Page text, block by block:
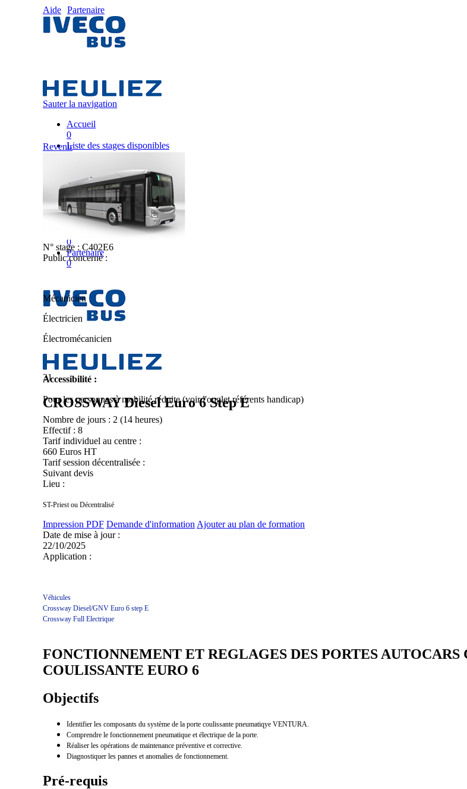
Aide Partenaire
Sauter la navigation
Accueil
0
Liste des stages disponibles
0
Nos équipes pédagogiques
0
IVECO FRANCE
0
Mon plan de formation
0
Partenaire
0
31
CROSSWAY Diesel Euro 6 Step E
Revenir
N° stage : C402E6
Public concerné :
Mécanicien
Électricien
Électromécanicien
Accessibilité :
Pour les personnes à mobilité réduite (voir l'onglet référents handicap)
Nombre de jours : 2 (14 heures)
Effectif : 8
Tarif individuel au centre :
660 Euros HT
Tarif session décentralisée :
Suivant devis
Lieu :
ST-Priest ou Décentralisé
Impression PDF Demande d'information Ajouter au plan de formation
Date de mise à jour :
22/10/2025
Application :
Véhicules
Crossway Diesel/GNV Euro 6 step E
Crossway Full Electrique
FONCTIONNEMENT ET REGLAGES DES PORTES AUTOCARS
COULISSANTE EURO 6
Objectifs
Identifier les composants du système de la porte coulissante pneumatiqye VENTURA.
Comprendre le fonctionnement pneumatique et électrique de la porte.
Réaliser les opérations de maintenance préventive et corrective.
Diagnostiquer les pannes et anomalies de fonctionnement.
Pré-requis